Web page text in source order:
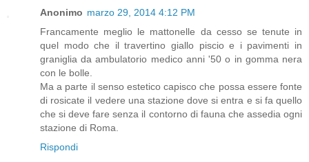
Anonimo marzo 29, 2014 4:12 PM
Francamente meglio le mattonelle da cesso se tenute in
quel modo che il travertino giallo piscio e i pavimenti in
graniglia da ambulatorio medico anni '50 o in gomma nera
con le bolle.
Ma a parte il senso estetico capisco che possa essere fonte
di rosicate il vedere una stazione dove si entra e si fa quello
che si deve fare senza il contorno di fauna che assedia ogni
stazione di Roma.
Rispondi